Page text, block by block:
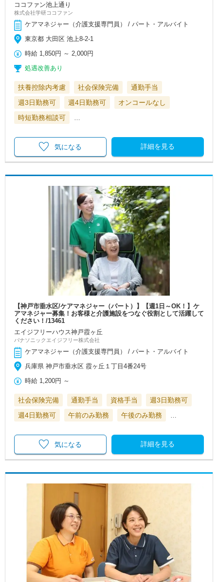
ココファン池上通り
株式会社学研ココファン
ケアマネジャー（介護支援専門員） / パート・アルバイト
東京都 大田区 池上8-2-1
時給 1,850円 ～ 2,000円
処遇改善あり
扶養控除内考慮 社会保険完備
通勤手当
週3日勤務可
週4日勤務可
オンコールなし
時短勤務相談可
詳細を見る
気になる
【神戸市垂水区/ケアマネジャー（パート）】【週1日～OK！】ケ
アマネジャー募集！お客様と介護施設をつなぐ役割として活躍して
ください！/13461
エイジフリーハウス神戸霞ヶ丘
パナソニックエイジフリー株式会社
ケアマネジャー（介護支援専門員） / パート・アルバイト
兵庫県 神戸市垂水区 霞ヶ丘１丁目4番24号
時給 1,200円 ～
社会保険完備 通勤手当 資格手当
週3日勤務可
週4日勤務可
午前のみ勤務 午後のみ勤務 …
詳細を見る
気になる